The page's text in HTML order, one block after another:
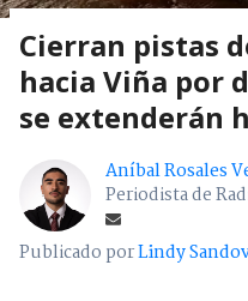
Cierran pistas
hacia Viña por
se extenderán
Aníbal Rosales
Periodista de
Publicado porLindy